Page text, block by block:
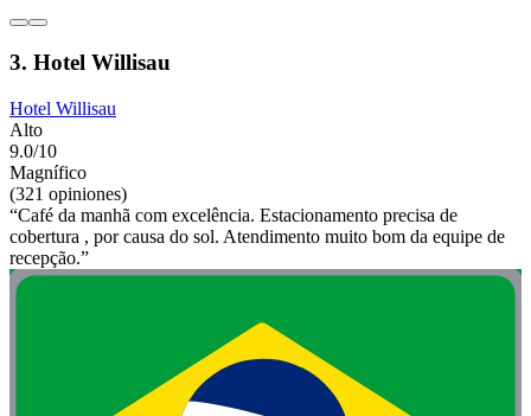
3. Hotel Willisau
Hotel Willisau
Alto
9.0/10
Magnífico
(321 opiniones)
“Café da manhã com excelência. Estacionamento precisa de
cobertura , por causa do sol. Atendimento muito bom da equipe de
recepção.”